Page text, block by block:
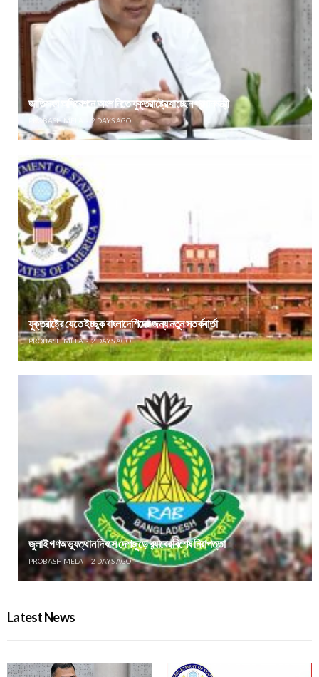
জাতিসংঘ অধিবেশনে অংশ নিতে যুক্তরাষ্ট্রে যাচ্ছেন প্রধানমন্ত্রী
PROBASH MELA 2 DAYS AGO
যুক্তরাষ্ট্রে যেতে ইচ্ছুক বাংলাদেশিদের জন্য নতুন সতর্কবার্তা
PROBASH MELA 2 DAYS AGO
জুলাই গণঅভ্যুত্থান দিবসে দেশজুড়ে র‌্যাবের বিশেষ নিরাপত্তা
PROBASH MELA 2 DAYS AGO
Latest News